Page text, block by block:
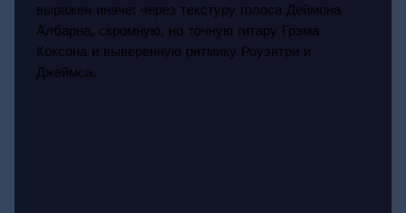
выражен иначе: через текстуру голоса Деймона
Албарна, скромную, но точную гитару Грэма
Коксона и выверенную ритмику Роуэнтри и
Джеймса.